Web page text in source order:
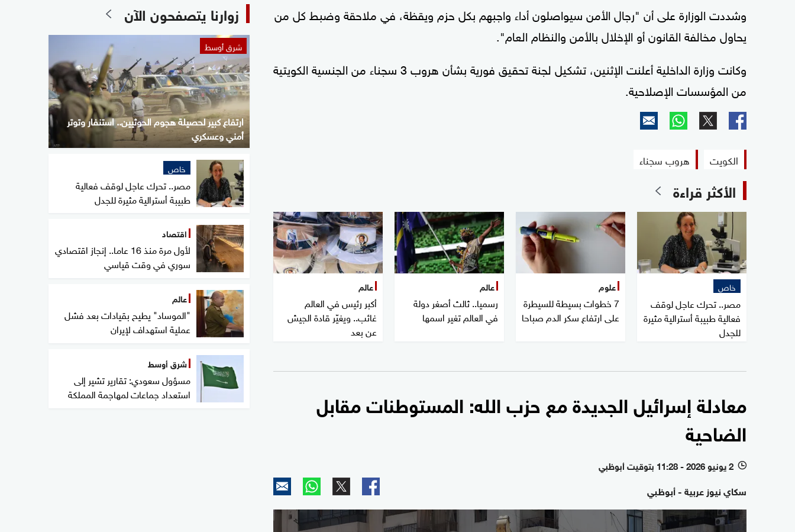
وشددت الوزارة على أن "رجال الأمن سيواصلون أداء واجبهم بكل حزم ويقظة، في ملاحقة وضبط كل من
يحاول مخالفة القانون أو الإخلال بالأمن والنظام العام".
وكانت وزارة الداخلية أعلنت الإثنين، تشكيل لجنة تحقيق فورية بشأن هروب 3 سجناء من الجنسية الكويتية
من المؤسسات الإصلاحية.
الكويت هروب سجناء
الأكثر قراءة
خاص
مصر.. تحرك عاجل لوقف
فعالية طبيبة أسترالية مثيرة
للجدل
علوم
7 خطوات بسيطة للسيطرة
على ارتفاع سكر الدم صباحا
عالم
رسميا.. ثالث أصغر دولة
في العالم تغير اسمها
عالم
أكبر رئيس في العالم
غائب.. ويغيّر قادة الجيش
عن بعد
معادلة إسرائيل الجديدة مع حزب الله: المستوطنات مقابل
الضاحية
l 2 يونيو 2026 - 11:28 بتوقيت أبوظبي
سكاي نيوز عربية - أبوظبي
seconds
زوارنا يتصفحون الآن
شرق أوسط
ارتفاع كبير لحصيلة هجوم الحوثيين.. استنفار وتوتر
أمني وعسكري
خاص
مصر.. تحرك عاجل لوقف فعالية
طبيبة أسترالية مثيرة للجدل
اقتصاد
لأول مرة منذ 16 عاما.. إنجاز اقتصادي
سوري في وقت قياسي
عالم
"الموساد" يطيح بقيادات بعد فشل
عملية استهداف لإيران
شرق أوسط
مسؤول سعودي: تقارير تشير إلى
استعداد جماعات لمهاجمة المملكة